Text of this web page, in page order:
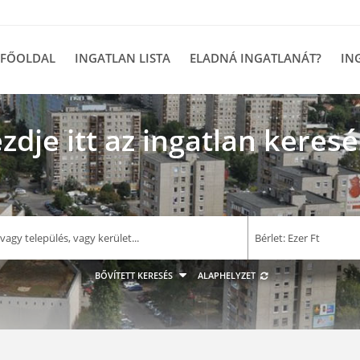
FŐOLDAL INGATLAN LISTA ELADNÁ INGATLANÁT?
itt az ingatlan
–
Bérlet: Ezer Ft
BŐVÍTETT KERESÉS ALAPHELYZET